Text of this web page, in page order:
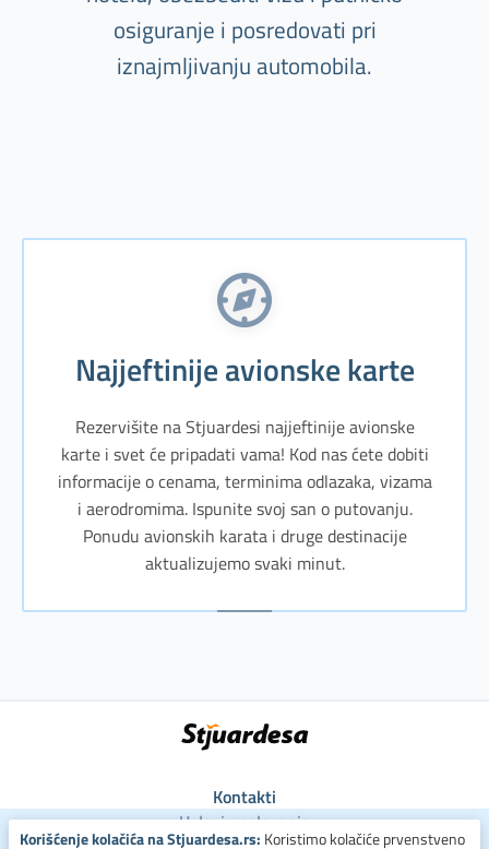
osiguranje i posredovati pri
iznajmljivanju automobila.
Najjeftinije avionske karte
Rezervišite na Stjuardesi najjeftinije avionske
karte i svet će pripadati vama! Kod nas ćete dobiti
informacije o cenama, terminima odlazaka, vizama
i aerodromima. Ispunite svoj san o putovanju.
Ponudu avionskih karata i druge destinacije
aktualizujemo svaki minut.
Kontakti
Uslovi poslovanja
Korišćenje kolačića na Stjuardesa.rs: Koristimo kolačiće prvenstveno